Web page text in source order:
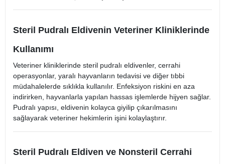
Steril Pudralı Eldivenin Veteriner Kliniklerinde
Kullanımı
Veteriner kliniklerinde steril pudralı eldivenler, cerrahi
operasyonlar, yaralı hayvanların tedavisi ve diğer tıbbi
müdahalelerde sıklıkla kullanılır. Enfeksiyon riskini en aza
indirirken, hayvanlarla yapılan hassas işlemlerde hijyen sağlar.
Pudralı yapısı, eldivenin kolayca giyilip çıkarılmasını
sağlayarak veteriner hekimlerin işini kolaylaştırır.
Steril Pudralı Eldiven ve Nonsteril Cerrahi